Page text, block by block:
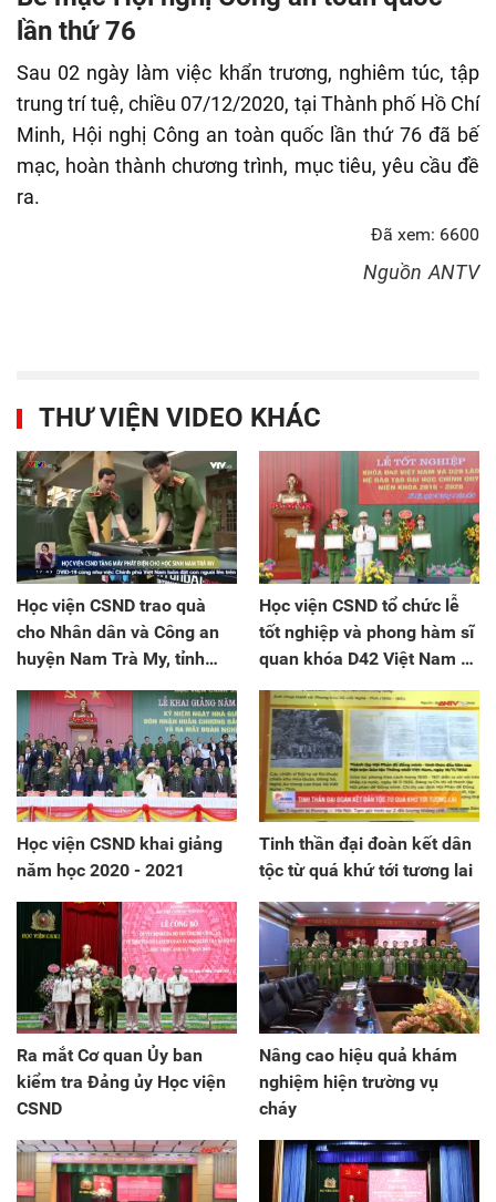
lần thứ 76
Sau 02 ngày làm việc khẩn trương, nghiêm túc, tập
trung trí tuệ, chiều 07/12/2020, tại Thành phố Hồ Chí
Minh, Hội nghị Công an toàn quốc lần thứ 76 đã bế
mạc, hoàn thành chương trình, mục tiêu, yêu cầu đề
ra.
Đã xem: 6600
Nguồn ANTV
THƯ VIỆN VIDEO KHÁC
Học viện CSND trao quà
cho Nhân dân và Công an
huyện Nam Trà My, tỉnh
Học viện CSND tổ chức lễ
tốt nghiệp và phong hàm sĩ
quan khóa D42 Việt Nam và
Học viện CSND khai giảng
năm học 2020 - 2021
Tinh thần đại đoàn kết dân
tộc từ quá khứ tới tương lai
Ra mắt Cơ quan Ủy ban
kiểm tra Đảng ủy Học viện
CSND
Nâng cao hiệu quả khám
nghiệm hiện trường vụ
cháy